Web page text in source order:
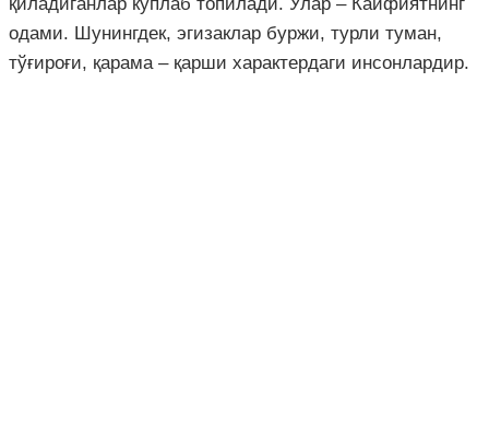
одами. Шунингдек, эгизаклар буржи, турли туман,
тўғироғи, қарама – қарши характердаги инсонлардир.